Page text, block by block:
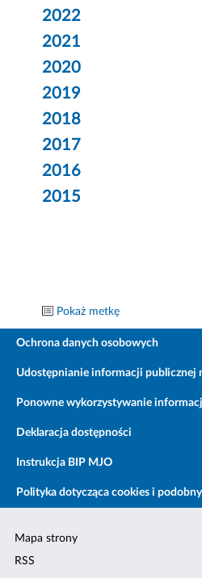
2022
2021
2020
2019
2018
2017
2016
2015
Pokaż metkę
Ochrona danych osobowych
Udostępnianie informacji publicznej
Ponowne wykorzystywanie
Deklaracja dostępności
Instrukcja BIP MJO
Polityka dotycząca cookies i
Mapa strony
RSS